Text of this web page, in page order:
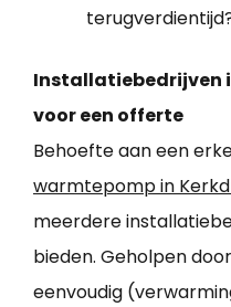
Installatiebedrijven
voor een offerte
Behoefte aan een
warmtepomp in
meerdere
bieden. Geholpen
eenvoudig